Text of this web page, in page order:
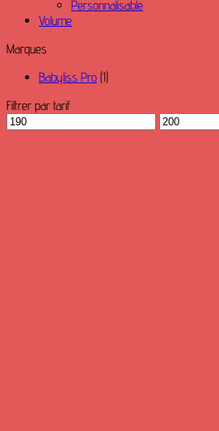
Personnalisable
Volume
Marques
Babyliss Pro (1)
Filtrer par tarif
Prix
min
Prix
max